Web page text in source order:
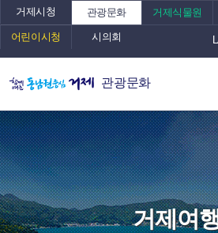
거제시청 관광문화 거제식물원
어린이시청 시의회
관광문화
거제여